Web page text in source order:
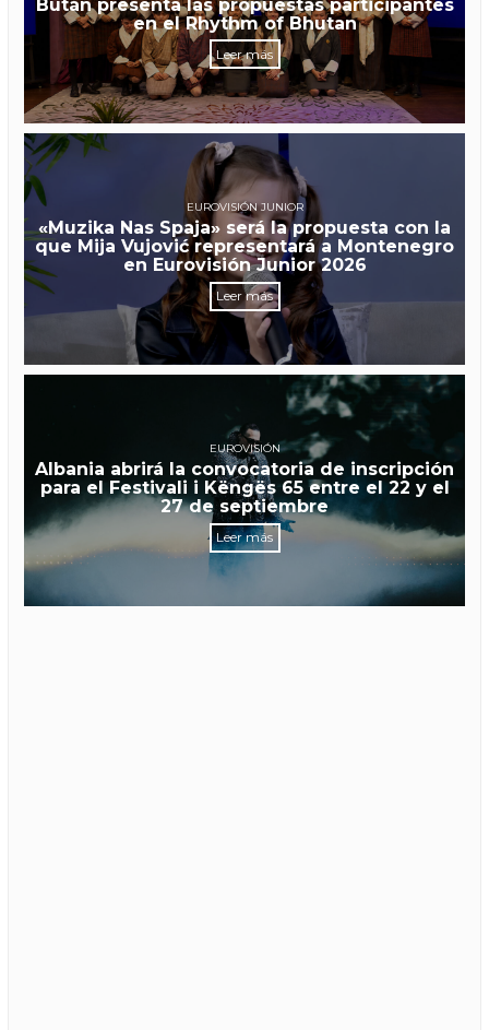
Bután presenta las propuestas participantes
en el Rhythm of Bhutan
Leer más
EUROVISIÓN JUNIOR
«Muzika Nas Spaja» será la propuesta con la
que Mija Vujović representará a Montenegro
en Eurovisión Junior 2026
Leer más
EUROVISIÓN
Albania abrirá la convocatoria de inscripción
para el Festivali i Këngës 65 entre el 22 y el
27 de septiembre
Leer más